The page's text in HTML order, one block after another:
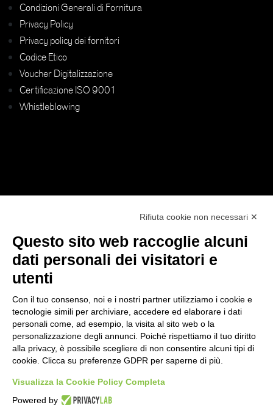
Condizioni Generali di Fornitura
Privacy Policy
Privacy policy dei fornitori
Codice Etico
Voucher Digitalizzazione
Certificazione ISO 9001
Whistleblowing
Facebook Linkedin
LE NOSTRE DIVISIONI
Security
Telecom
Rifiuta cookie non necessari ✕
Questo sito web raccoglie alcuni
dati personali dei visitatori e
utenti
Con il tuo consenso, noi e i nostri partner utilizziamo i cookie e
tecnologie simili per archiviare, accedere ed elaborare i dati
personali come, ad esempio, la visita al sito web o la
personalizzazione degli annunci. Poiché rispettiamo il tuo diritto
alla privacy, è possibile scegliere di non consentire alcuni tipi di
cookie. Clicca su preferenze GDPR per saperne di più.
Visualizza la Cookie Policy Completa
Powered by